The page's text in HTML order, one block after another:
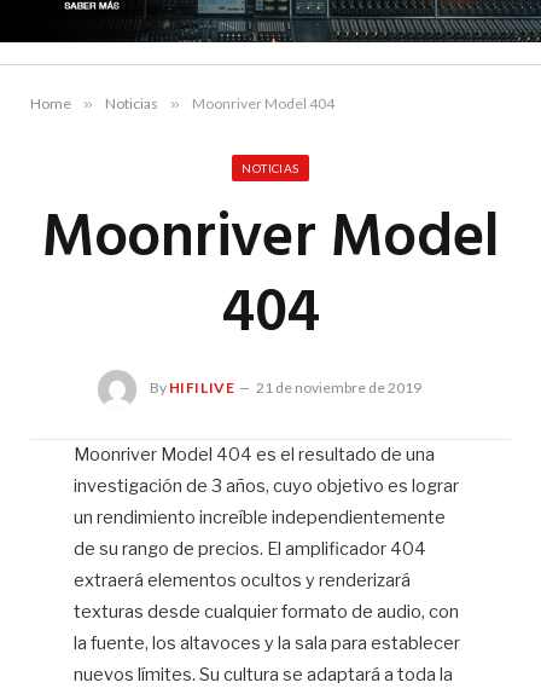
Home » Noticias » Moonriver Model 404
NOTICIAS
Moonriver Model
404
By HIFILIVE 21 de noviembre de 2019
Moonriver Model 404 es el resultado de una
investigación de 3 años, cuyo objetivo es lograr
un rendimiento increíble independientemente
de su rango de precios. El amplificador 404
extraerá elementos ocultos y renderizará
texturas desde cualquier formato de audio, con
la fuente, los altavoces y la sala para establecer
nuevos límites. Su cultura se adaptará a toda la